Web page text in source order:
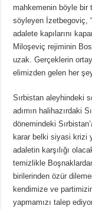
mahkemenin böyle bir
söyleyen İzetbegoviç,
adalete kapılarını
Miloşeviç rejiminin
uzak. Gerçeklerin
elimizden gelen her
Sırbistan aleyhindeki
adımın halihazırdaki
dönemindeki
karar belki siyasi krizi
adaletin karşılığı
temizlikle
birilerinden özür
kendimize ve
yapmamızı talep